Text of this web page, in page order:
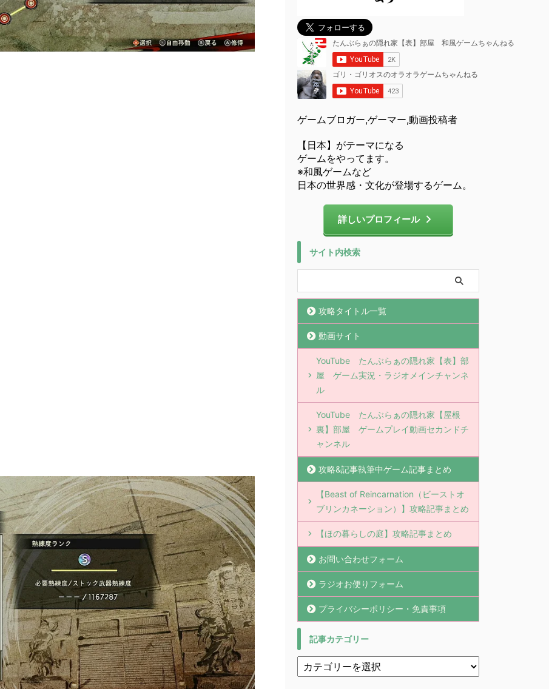
ゲームブロガー,ゲーマー,動画投稿者
【日本】がテーマになる
ゲームをやってます。
※和風ゲームなど
日本の世界感・文化が登場するゲーム。
詳しいプロフィール
サイト内検索
攻略タイトル一覧
動画サイト
YouTube たんぶらぁの隠れ家【表】部
屋 ゲーム実況・ラジオメインチャンネ
ル
YouTube たんぶらぁの隠れ家【屋根
裏】部屋 ゲームプレイ動画セカンドチ
ャンネル
攻略&記事執筆中ゲーム記事まとめ
【Beast of Reincarnation（ビーストオ
ブリンカネーション）】攻略記事まとめ
【ほの暮らしの庭】攻略記事まとめ
お問い合わせフォーム
ラジオお便りフォーム
プライバシーポリシー・免責事項
記事カテゴリー